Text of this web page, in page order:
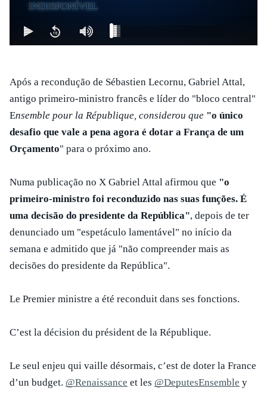
INDISPONÍVEL
Após a recondução de Sébastien Lecornu, Gabriel Attal,
antigo primeiro-ministro francês e líder do "bloco central"
Ensemble pour la République, considerou que "o único
desafio que vale a pena agora é dotar a França de um
Orçamento" para o próximo ano.
Numa publicação no X Gabriel Attal afirmou que "o
primeiro-ministro foi reconduzido nas suas funções. É
uma decisão do presidente da República", depois de ter
denunciado um "espetáculo lamentável" no início da
semana e admitido que já "não compreender mais as
decisões do presidente da República".
Le Premier ministre a été reconduit dans ses fonctions.
C’est la décision du président de la République.
Le seul enjeu qui vaille désormais, c’est de doter la France
d’un budget. @Renaissance et les @DeputesEnsemble y